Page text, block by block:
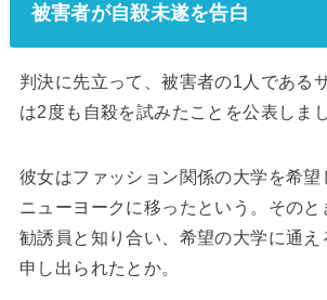
被害者が自殺未遂を告白
判決に先立って、被害者の1人である
は2度も自殺を試みたことを公表しまし
彼女はファッション関係の大学を希望
ニューヨークに移ったという。その
勧誘員と知り合い、希望の大学に通え
申し出られたとか。